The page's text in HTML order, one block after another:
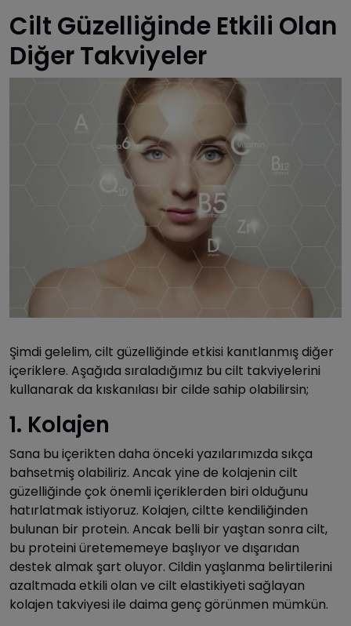
Cilt Güzelliğinde Etkili Olan
Diğer Takviyeler
Şimdi gelelim, cilt güzelliğinde etkisi kanıtlanmış diğer
içeriklere. Aşağıda sıraladığımız bu cilt takviyelerini
kullanarak da kıskanılası bir cilde sahip olabilirsin;
1. Kolajen
Sana bu içerikten daha önceki yazılarımızda sıkça
bahsetmiş olabiliriz. Ancak yine de kolajenin cilt
güzelliğinde çok önemli içeriklerden biri olduğunu
hatırlatmak istiyoruz. Kolajen, ciltte kendiliğinden
bulunan bir protein. Ancak belli bir yaştan sonra cilt,
bu proteini üretememeye başlıyor ve dışarıdan
destek almak şart oluyor. Cildin yaşlanma belirtilerini
azaltmada etkili olan ve cilt elastikiyeti sağlayan
kolajen takviyesi ile daima genç görünmen mümkün.